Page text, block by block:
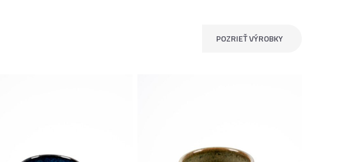
POZRIEŤ VÝROBKY